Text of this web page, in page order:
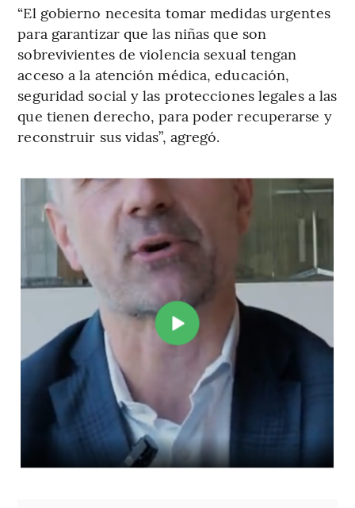
“El gobierno necesita tomar medidas urgentes
para garantizar que las niñas que son
sobrevivientes de violencia sexual tengan
acceso a la atención médica, educación,
seguridad social y las protecciones legales a las
que tienen derecho, para poder recuperarse y
reconstruir sus vidas”, agregó.